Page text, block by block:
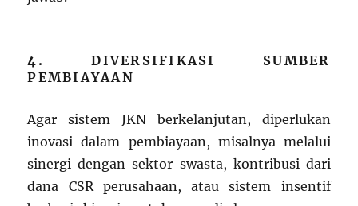
4.DIVERSIFIKASI SUMBER
PEMBIAYAAN
Agar sistem JKN berkelanjutan, diperlukan
inovasi dalam pembiayaan, misalnya melalui
sinergi dengan sektor swasta, kontribusi dari
dana CSR perusahaan, atau sistem insentif